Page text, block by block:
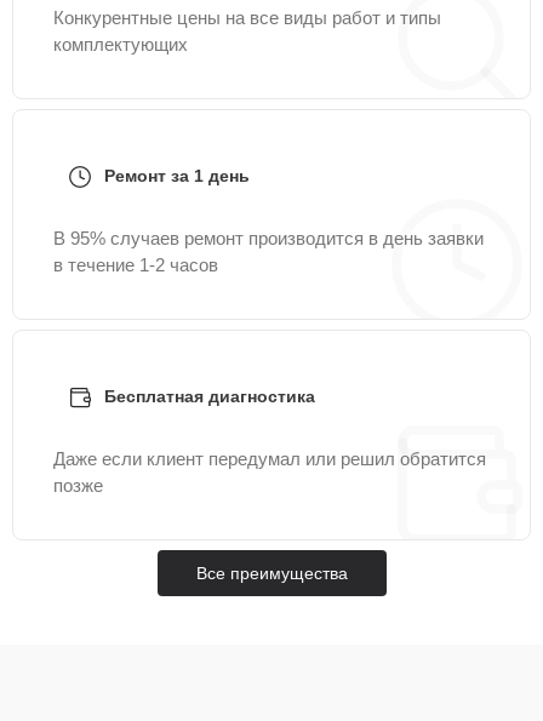
Конкурентные цены на все виды работ и типы
комплектующих
Ремонт за 1 день
В 95% случаев ремонт производится в день заявки
в течение 1-2 часов
Бесплатная диагностика
Даже если клиент передумал или решил обратится
позже
Все преимущества